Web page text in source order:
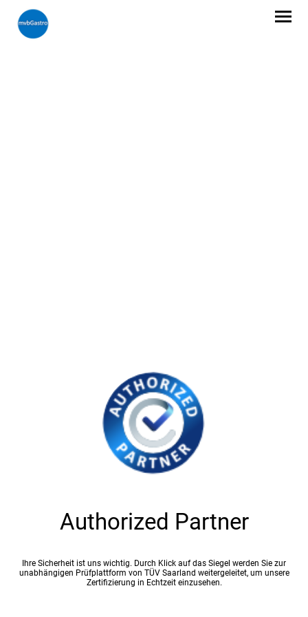
Authorized Partner
Ihre Sicherheit ist uns wichtig. Durch Klick auf das Siegel werden Sie zur
unabhängigen Prüfplattform von TÜV Saarland weitergeleitet, um unsere
Zertifizierung in Echtzeit einzusehen.